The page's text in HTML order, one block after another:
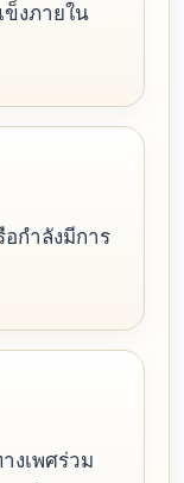
ข็งภายใน
กำลังมีการ
งเพศร่วม